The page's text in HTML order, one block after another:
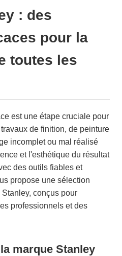
: des
pour la
toutes les
est une étape cruciale pour
de finition, de peinture
incomplet ou mal réalisé
et l'esthétique du résultat
des outils fiables et
propose une sélection
conçus pour
professionnels et des
marque Stanley